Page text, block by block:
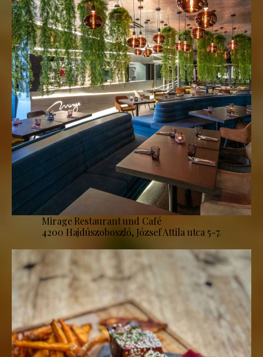
Mirage Restaurant und Café
4200 Hajdúszoboszló, József Attila utca 5-7.